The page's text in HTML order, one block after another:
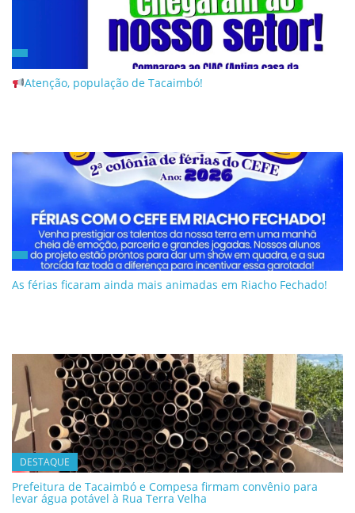
Atenção, população de Tacaimbó!
As férias ficaram ainda mais animadas em Riacho Fechado!
DESTAQUE
Prefeitura de Tacaimbó e Compesa firmam convênio para
levar água potável à Rua Terra Velha